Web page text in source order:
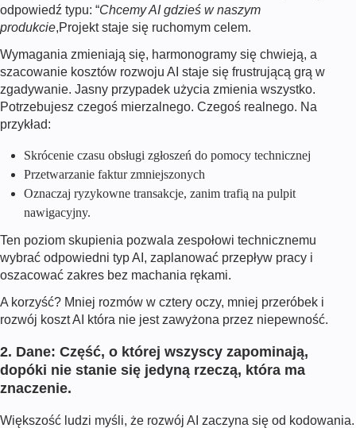
odpowiedź typu: “Chcemy AI gdzieś w naszym
produkcie,Projekt staje się ruchomym celem.
Wymagania zmieniają się, harmonogramy się chwieją, a
szacowanie kosztów rozwoju AI staje się frustrującą grą w
zgadywanie. Jasny przypadek użycia zmienia wszystko.
Potrzebujesz czegoś mierzalnego. Czegoś realnego. Na
przykład:
Skrócenie czasu obsługi zgłoszeń do pomocy technicznej
Przetwarzanie faktur zmniejszonych
Oznaczaj ryzykowne transakcje, zanim trafią na pulpit
nawigacyjny.
Ten poziom skupienia pozwala zespołowi technicznemu
wybrać odpowiedni typ AI, zaplanować przepływ pracy i
oszacować zakres bez machania rękami.
A korzyść? Mniej rozmów w cztery oczy, mniej przeróbek i
rozwój koszt AI która nie jest zawyżona przez niepewność.
2. Dane: Część, o której wszyscy zapominają,
dopóki nie stanie się jedyną rzeczą, która ma
znaczenie.
Większość ludzi myśli, że rozwój AI zaczyna się od kodowania.